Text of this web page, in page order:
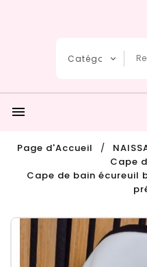

Page d'Accueil
Cape
Cape de bain écureuil